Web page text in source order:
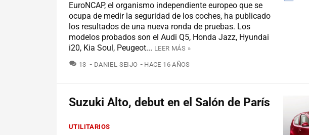
EuroNCAP, el organismo independiente europeo que se
ocupa de medir la seguridad de los coches, ha publicado
los resultados de una nueva ronda de pruebas. Los
modelos probados son el Audi Q5, Honda Jazz, Hyundai
i20, Kia Soul, Peugeot... LEER MÁS »
13 COMENTARIOS
DANIEL SEIJO HACE 16 AÑOS
Suzuki Alto, debut en el Salón de París
UTILITARIOS